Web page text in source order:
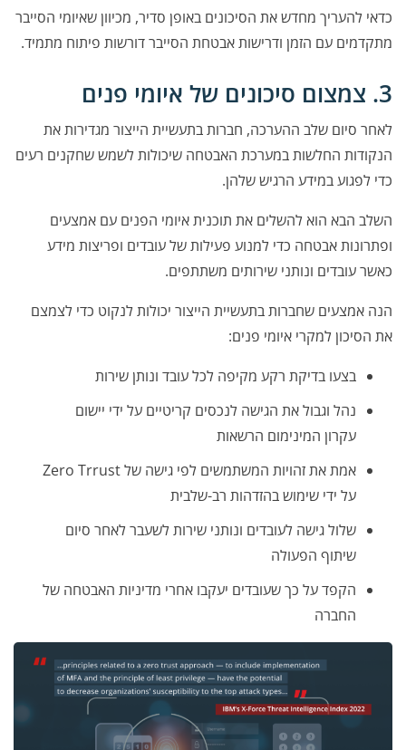
כדאי להעריך מחדש את הסיכונים באופן סדיר, מכיוון שאיומי הסייבר
מתקדמים עם הזמן ודרישות אבטחת הסייבר דורשות פיתוח מתמיד.
3. צמצום סיכונים של איומי פנים
לאחר סיום שלב ההערכה, חברות בתעשיית הייצור מגדירות את
הנקודות החלשות במערכת האבטחה שיכולות לשמש שחקנים רעים
כדי לפגוע במידע הרגיש שלהן.
השלב הבא הוא להשלים את תוכנית איומי הפנים עם אמצעים
ופתרונות אבטחה כדי למנוע פעילות של עובדים ופריצות מידע
כאשר עובדים ונותני שירותים משתתפים.
הנה אמצעים שחברות בתעשיית הייצור יכולות לנקוט כדי לצמצם
את הסיכון למקרי איומי פנים:
בצעו בדיקת רקע מקיפה לכל עובד ונותן שירות
נהל וגבול את הגישה לנכסים קריטיים על ידי יישום
עקרון המינימום הרשאות
אמת את זהויות המשתמשים לפי גישה של Zero Trrust
על ידי שימוש בהזדהות רב-שלבית
שלול גישה לעובדים ונותני שירות לשעבר לאחר סיום
שיתוף הפעולה
הקפד על כך שעובדים יעקבו אחרי מדיניות האבטחה של
החברה